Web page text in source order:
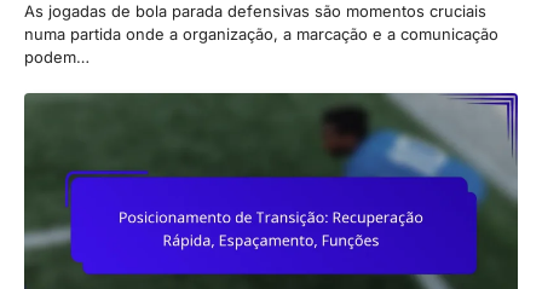
As jogadas de bola parada defensivas são momentos cruciais
numa partida onde a organização, a marcação e a comunicação
podem…